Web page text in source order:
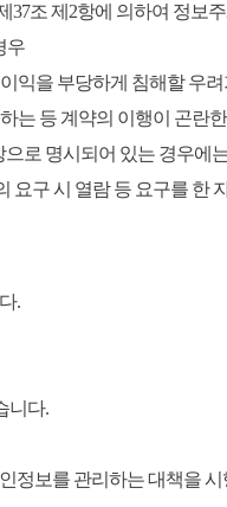
조 제2항에 의하여 정보
우
익을 부당하게 침해할 우
등 계약의 이행이 곤란
로 명시되어 있는 경우에
구 시 열람 등 요구를 한
.
니다.
정보를 관리하는 대책을